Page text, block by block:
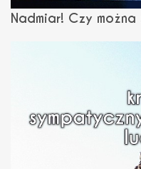
Nadmiar! Czy